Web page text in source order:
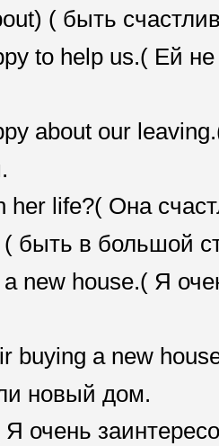
( быть
to help us.( Ей
about our
her life?( Она
быть в большой
new house.( Я
buying a new
новый дом.
очень